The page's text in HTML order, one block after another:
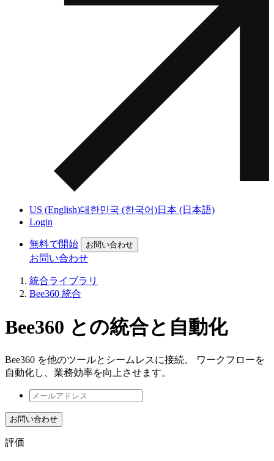
US (English)대한민국 (한국어)日本 (日本語)
Login
無料で開始 お問い合わせ
お問い合わせ
統合ライブラリ
Bee360 統合
Bee360 との統合と自動化
Bee360 を他のツールとシームレスに接続。 ワークフローを
自動化し、業務効率を向上させます。
お問い合わせ
評価